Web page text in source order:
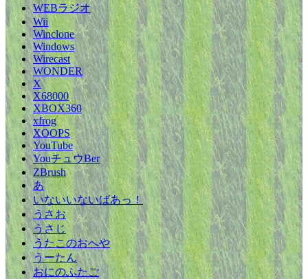
WEBラジオ
Wii
Winclone
Windows
Wirecast
WONDER
X
X68000
XBOX360
xfrog
XOOPS
YouTube
YouチュウBer
ZBrush
あ
いないいないばあっ！
うさお
うさじ
うたこのおへや
うーたん
おにのふたご